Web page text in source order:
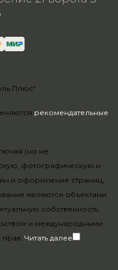
рекомендательные
(но не
фотографическую и
и оформление страниц,
являются объектами
собственность,
и международными
Читать далее
Плюс"